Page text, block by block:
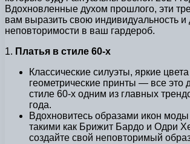
Вдохновленные духом прошлого, эти
вам выразить свою индивидуальность и
неповторимости в ваш гардероб.
1. Платья в стиле 60-х
Классические силуэты, яркие
геометрические принты — все это
стиле 60-х одним из главных
года.
Вдохновитесь образами икон
такими как Брижит Бардо и Одри
создайте свой неповторимый